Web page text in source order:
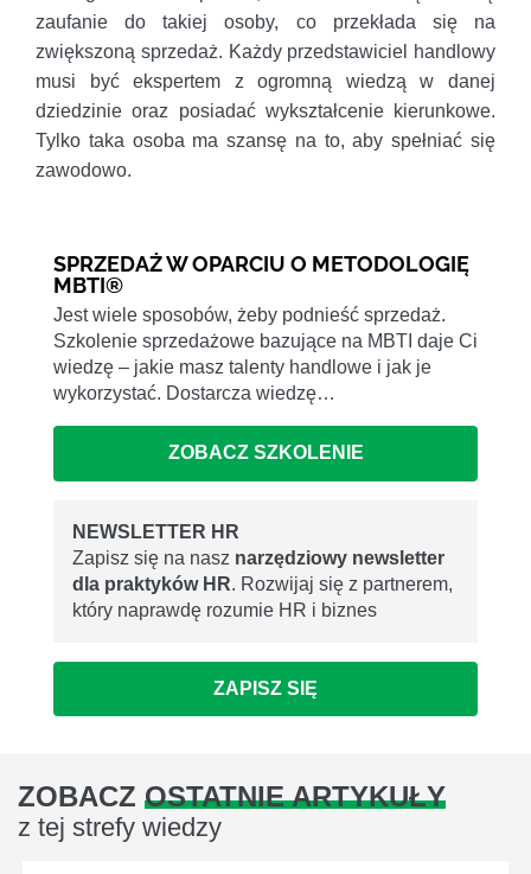
zaufanie do takiej osoby, co przekłada się na
zwiększoną sprzedaż. Każdy przedstawiciel handlowy
musi być ekspertem z ogromną wiedzą w danej
dziedzinie oraz posiadać wykształcenie kierunkowe.
Tylko taka osoba ma szansę na to, aby spełniać się
zawodowo.
SPRZEDAŻ W OPARCIU O METODOLOGIĘ
MBTI®
Jest wiele sposobów, żeby podnieść sprzedaż.
Szkolenie sprzedażowe bazujące na MBTI daje Ci
wiedzę – jakie masz talenty handlowe i jak je
wykorzystać. Dostarcza wiedzę…
ZOBACZ SZKOLENIE
NEWSLETTER HR
Zapisz się na nasz narzędziowy newsletter
dla praktyków HR. Rozwijaj się z partnerem,
który naprawdę rozumie HR i biznes
ZAPISZ SIĘ
ZOBACZ OSTATNIE ARTYKUŁY
z tej strefy wiedzy